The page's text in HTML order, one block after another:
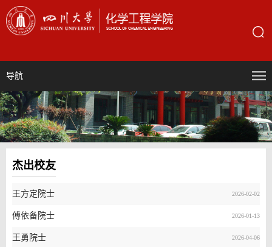
导航
杰出校友
2026-02-02
王方定院士
2026-01-13
傅依备院士
2026-04-06
王勇院士